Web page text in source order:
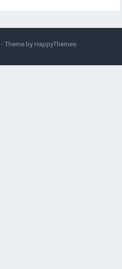
- Theme by HappyThemes